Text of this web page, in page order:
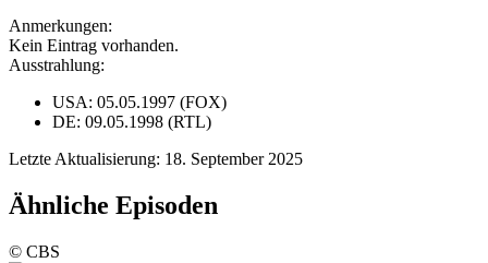
Anmerkungen:
Kein Eintrag vorhanden.
Ausstrahlung:
USA: 05.05.1997 (FOX)
DE: 09.05.1998 (RTL)
Letzte Aktualisierung: 18. September 2025
Ähnliche Episoden
© CBS